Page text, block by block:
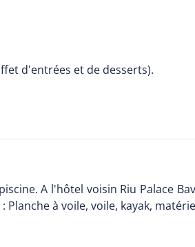
d'entrées et de desserts).
A l'hôtel voisin Riu Palace
à voile, voile, kayak,